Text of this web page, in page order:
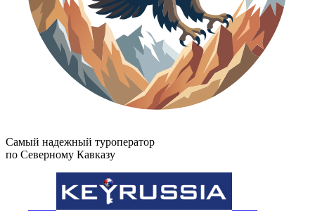
Самый надежный туроператор
по Северному Кавказу